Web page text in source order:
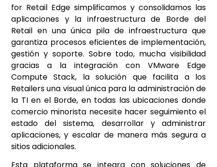
for Retail Edge simplificamos y consolidamos las
aplicaciones y la infraestructura de Borde del
Retail en una única pila de infraestructura que
garantiza procesos eficientes de implementación,
gestión y soporte. Sobre todo, mucha visibilidad
gracias a la integración con VMware Edge
Compute Stack, la solución que facilita a los
Retailers una visual única para la administración de
la TI en el Borde, en todas las ubicaciones donde
comercio minorista necesite hacer seguimiento el
estado del sistema, desarrollar y administrar
aplicaciones, y escalar de manera más segura a
sitios adicionales.